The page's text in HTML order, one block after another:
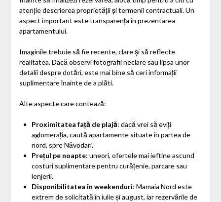
atenție descrierea proprietății și termenii contractuali. Un
aspect important este transparența în prezentarea
apartamentului.
Imaginile trebuie să fie recente, clare și să reflecte
realitatea. Dacă observi fotografii neclare sau lipsa unor
detalii despre dotări, este mai bine să ceri informații
suplimentare înainte de a plăti.
Alte aspecte care contează:
Proximitatea față de plajă: dacă vrei să eviți
aglomerația, caută apartamente situate în partea de
nord, spre Năvodari.
Prețul pe noapte: uneori, ofertele mai ieftine ascund
costuri suplimentare pentru curățenie, parcare sau
lenjerii.
Disponibilitatea în weekenduri: Mamaia Nord este
extrem de solicitată în iulie și august, iar rezervările de